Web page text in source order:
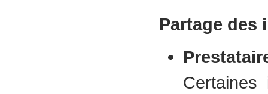
Partage des
Certaines